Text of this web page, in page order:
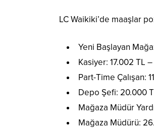
LC Waikiki’de maaşlar
Yeni Başlayan
Kasiyer: 17.002 TL
Part-Time Çalışan:
Depo Şefi: 20.000
Mağaza Müdür
Mağaza Müdürü: